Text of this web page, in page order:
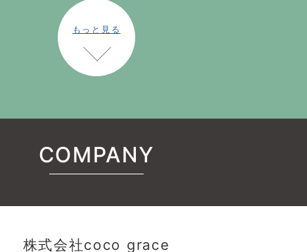
もっと見る
COMPANY
株式会社coco grace